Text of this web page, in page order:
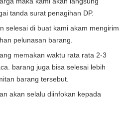
tanda surat penagihan DP.
selesai di buat kami akam mengirim
pelunasan barang.
memakan waktu rata rata 2-3
barang juga bisa selesai lebih
barang tersebut.
akan selalu diinfokan kepada